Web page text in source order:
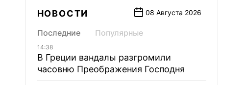
НОВОСТИ 08 Августа 2026
Последние Популярные
14:38
В Греции вандалы разгромили
часовню Преображения Господня